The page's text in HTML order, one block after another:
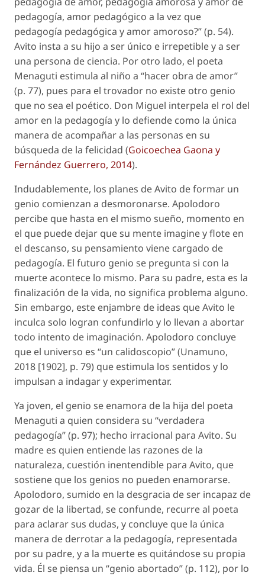
pedagogía, amor pedagógico a la vez que
pedagogía pedagógica y amor amoroso?” (p. 54).
Avito insta a su hijo a ser único e irrepetible y a ser
una persona de ciencia. Por otro lado, el poeta
Menaguti estimula al niño a “hacer obra de amor”
(p. 77), pues para el trovador no existe otro genio
que no sea el poético. Don Miguel interpela el rol del
amor en la pedagogía y lo defiende como la única
manera de acompañar a las personas en su
búsqueda de la felicidad (Goicoechea Gaona y
Fernández Guerrero, 2014).
Indudablemente, los planes de Avito de formar un
genio comienzan a desmoronarse. Apolodoro
percibe que hasta en el mismo sueño, momento en
el que puede dejar que su mente imagine y flote en
el descanso, su pensamiento viene cargado de
pedagogía. El futuro genio se pregunta si con la
muerte acontece lo mismo. Para su padre, esta es la
finalización de la vida, no significa problema alguno.
Sin embargo, este enjambre de ideas que Avito le
inculca solo logran confundirlo y lo llevan a abortar
todo intento de imaginación. Apolodoro concluye
que el universo es “un calidoscopio” (Unamuno,
2018 [1902], p. 79) que estimula los sentidos y lo
impulsan a indagar y experimentar.
Ya joven, el genio se enamora de la hija del poeta
Menaguti a quien considera su “verdadera
pedagogía” (p. 97); hecho irracional para Avito. Su
madre es quien entiende las razones de la
naturaleza, cuestión inentendible para Avito, que
sostiene que los genios no pueden enamorarse.
Apolodoro, sumido en la desgracia de ser incapaz de
gozar de la libertad, se confunde, recurre al poeta
para aclarar sus dudas, y concluye que la única
manera de derrotar a la pedagogía, representada
por su padre, y a la muerte es quitándose su propia
vida. Él se piensa un “genio abortado” (p. 112), por lo